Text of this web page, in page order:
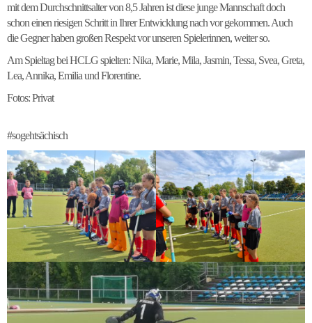
mit dem Durchschnittsalter von 8,5 Jahren ist diese junge Mannschaft doch
schon einen riesigen Schritt in Ihrer Entwicklung nach vor gekommen. Auch
die Gegner haben großen Respekt vor unseren Spielerinnen, weiter so.
Am Spieltag bei HCLG spielten: Nika, Marie, Mila, Jasmin, Tessa, Svea, Greta,
Lea, Annika, Emilia und Florentine.
Fotos: Privat
#sogehtsächisch